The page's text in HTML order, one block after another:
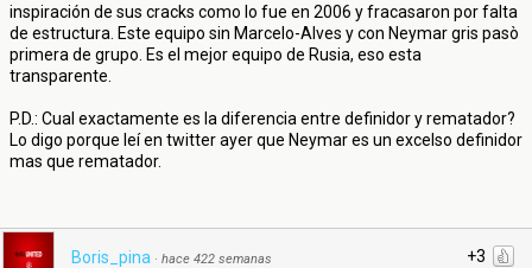
inspiración de sus cracks como lo fue en 2006 y fracasaron por falta
de estructura. Este equipo sin Marcelo-Alves y con Neymar gris pasò
primera de grupo. Es el mejor equipo de Rusia, eso esta
transparente.
P.D.: Cual exactamente es la diferencia entre definidor y rematador?
Lo digo porque leí en twitter ayer que Neymar es un excelso definidor
mas que rematador.
+3
Boris_pina · hace 422 semanas